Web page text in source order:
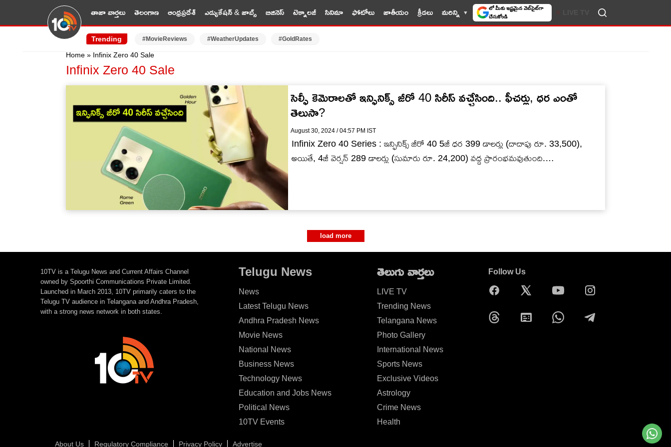
తాజా వార్తలు తెలంగాణ ఆంధ్రప్రదేశ్ ఎడ్యుకేషన్ & జాబ్స్ బిజినెస్ టెక్నాలజీ సినిమా ఫోటోలు జాతీయం క్రీడలు మరిన్ని
లో మీకు ఇష్టమైన వెబ్‌సైట్‌గా
చేసుకోండి
Trending #MovieReviews #WeatherUpdates #GoldRates
Home » Infinix Zero 40 Sale
Infinix Zero 40 Sale
సెల్ఫీ కెమెరాలతో ఇన్ఫినిక్స్ జీరో 40 సిరీస్ వచ్చేసింది.. ఫీచర్లు, ధర ఎంతో
తెలుసా?
August 30, 2024 / 04:57 PM IST
Infinix Zero 40 Series : ఇన్ఫినిక్స్ జీరో 40 5జీ ధర 399 డాలర్లు (దాదాపు రూ. 33,500),
అయితే, 4జీ వెర్షన్ 289 డాలర్లు (సుమారు రూ. 24,200) వద్ద ప్రారంభమవుతుంది.…
load more
10TV is a Telugu News and Current Affairs Channel
owned by Spoorthi Communications Private Limited.
Launched in March 2013, 10TV primarily caters to the
Telugu TV audience in Telangana and Andhra Pradesh,
with a strong news network in both states.
Telugu News
News
Latest Telugu News
Andhra Pradesh News
Movie News
National News
Business News
Technology News
Education and Jobs News
Political News
10TV Events
తెలుగు వార్తలు
LIVE TV
Trending News
Telangana News
Photo Gallery
International News
Sports News
Exclusive Videos
Astrology
Crime News
Health
Follow Us
About Us Regulatory Compliance Privacy Policy Advertise